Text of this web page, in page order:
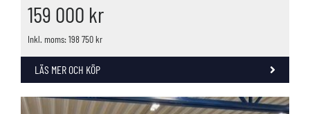
159 000 kr
Inkl. moms: 198 750 kr
LÄS MER OCH KÖP